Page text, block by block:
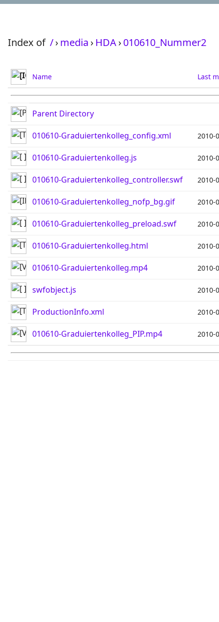
Index of /›media › HDA›010610_Nummer2
Name Last
Parent Directory
010610-Graduiertenkolleg_config.xml 2010-
010610-Graduiertenkolleg.js 2010-
010610-Graduiertenkolleg_controller.swf 2010-
010610-Graduiertenkolleg_nofp_bg.gif 2010-
010610-Graduiertenkolleg_preload.swf 2010-
010610-Graduiertenkolleg.html 2010-
010610-Graduiertenkolleg.mp4 2010-
swfobject.js 2010-
ProductionInfo.xml 2010-
010610-Graduiertenkolleg_PIP.mp4 2010-